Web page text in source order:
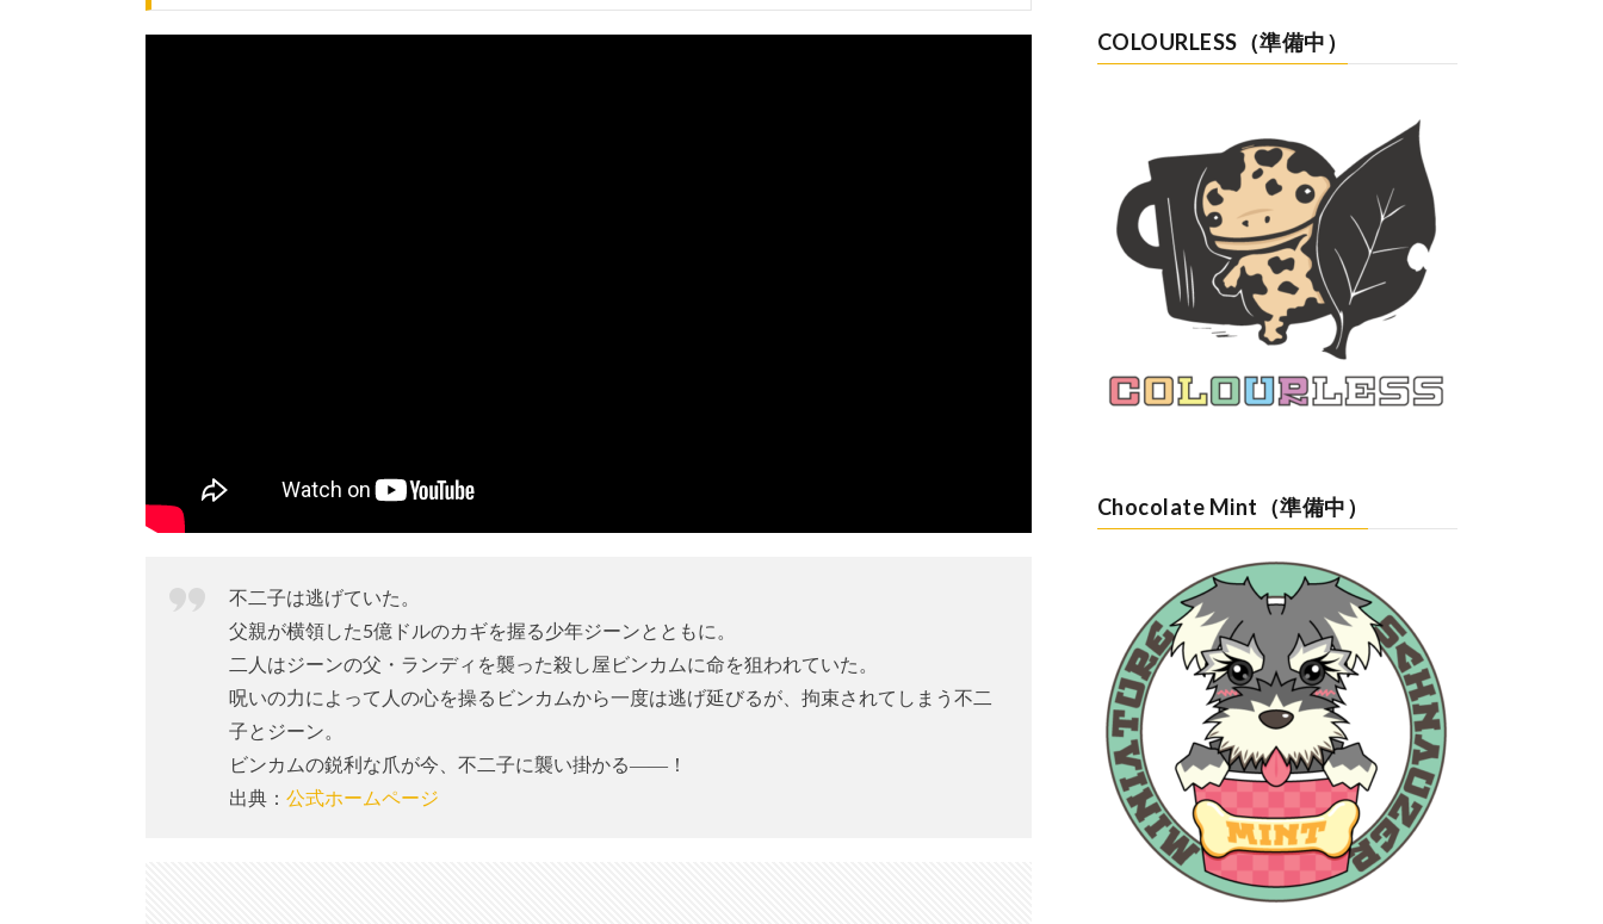
ント
『大
カー
不二子は逃げていた。
父親が横領した5億ドルのカギを握る少年ジーンとともに。
二人はジーンの父・ランディを襲った殺し屋ビンカムに命を狙われていた。
呪いの力によって人の心を操るビンカムから一度は逃げ延びるが、拘束されてしまう不二
子とジーン。
ビンカムの鋭利な爪が今、不二子に襲い掛かる――！
出典： 公式ホームページ
COLOURLESS（準備中）
Chocolate Mint（準備中）